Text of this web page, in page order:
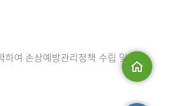
맵
하여 손상예방관리정책 수립 및